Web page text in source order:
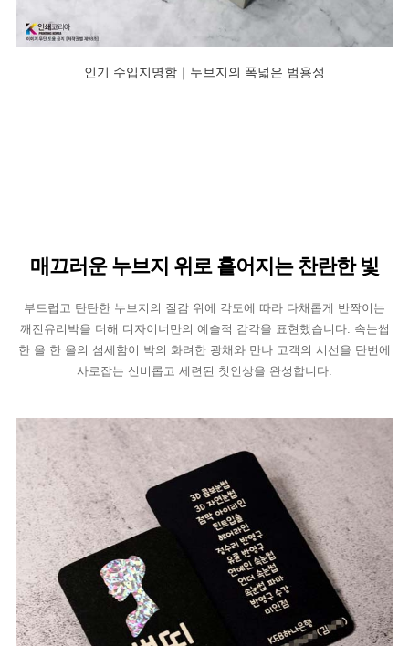
인기 수입지명함｜누브지의 폭넓은 범용성
매끄러운 누브지 위로 흩어지는 찬란한 빛
부드럽고 탄탄한 누브지의 질감 위에 각도에 따라 다채롭게 반짝이는
깨진유리박을 더해 디자이너만의 예술적 감각을 표현했습니다. 속눈썹
한 올 한 올의 섬세함이 박의 화려한 광채와 만나 고객의 시선을 단번에
사로잡는 신비롭고 세련된 첫인상을 완성합니다.